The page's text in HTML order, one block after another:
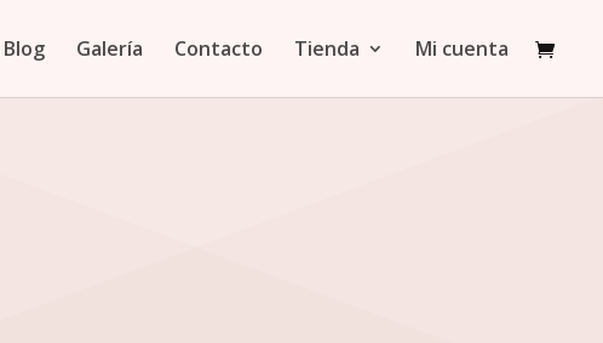
Blog Galería Contacto Tienda Mi cuenta